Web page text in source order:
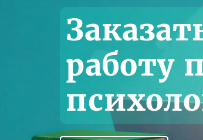
работу